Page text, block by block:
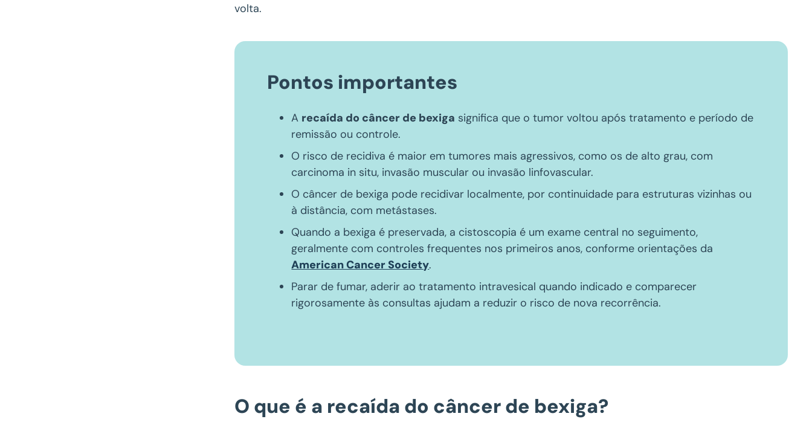
volta.
Pontos importantes
A recaída do câncer de bexiga significa que o tumor voltou após tratamento e período de
remissão ou controle.
O risco de recidiva é maior em tumores mais agressivos, como os de alto grau, com
carcinoma in situ, invasão muscular ou invasão linfovascular.
O câncer de bexiga pode recidivar localmente, por continuidade para estruturas vizinhas ou
à distância, com metástases.
Quando a bexiga é preservada, a cistoscopia é um exame central no seguimento,
geralmente com controles frequentes nos primeiros anos, conforme orientações da
American Cancer Society.
Parar de fumar, aderir ao tratamento intravesical quando indicado e comparecer
rigorosamente às consultas ajudam a reduzir o risco de nova recorrência.
O que é a recaída do câncer de bexiga?